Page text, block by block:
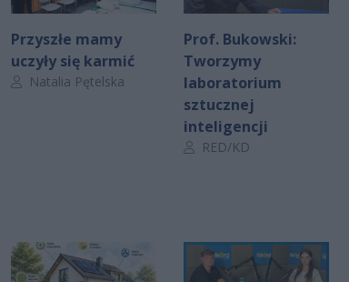
Przyszłe mamy
uczyły się karmić
Autor artykułu:
Natalia Pętelska
Prof. Bukowski:
Tworzymy
laboratorium
sztucznej
inteligencji
Autor artykułu:
RED/KD